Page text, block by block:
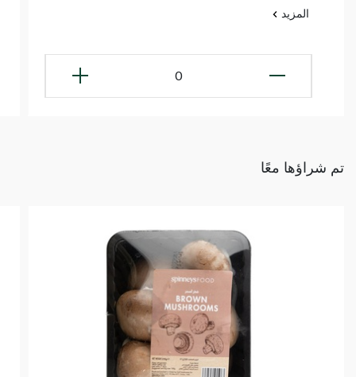
المزيد
0
تم شراؤها معًا